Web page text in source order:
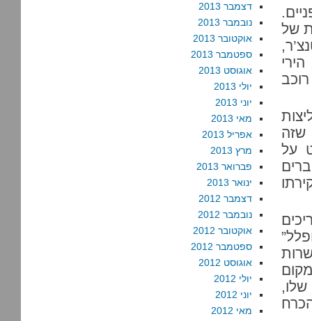
של
שזה
על
דצמבר 2013
נובמבר 2013
אוקטובר 2013
ספטמבר 2013
אוגוסט 2013
יולי 2013
יוני 2013
מאי 2013
אפריל 2013
מרץ 2013
פברואר 2013
ינואר 2013
דצמבר 2012
נובמבר 2012
אוקטובר 2012
ספטמבר 2012
אוגוסט 2012
יולי 2012
יוני 2012
מאי 2012